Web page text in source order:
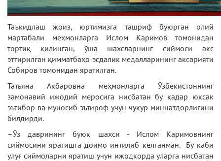
Таъкидлаш жоиз, юртимизга ташриф буюрган олий
мартабали меҳмонларга Ислом Каримов томонидан
тортиқ қилинган, ўша шахсларнинг сиймоси акс
эттирилган қимматбаҳо эсдалик медалларининг аксарияти
Собиров томонидан яратилган.
Татьяна Акбаровна меҳмонларга Ўзбекистоннинг
замонавий ижодий меросига нисбатан бу қадар юксак
эътибор ва муносиб эътироф учун чуқур миннатдорлигини
билдирди.
–Ўз даврининг буюк шахси - Ислом Каримовнинг
сиймосини яратишга доимо интилиб келганман. Бу каби
улуғ сиймоларни яратиш учун ижодкорда уларга нисбатан